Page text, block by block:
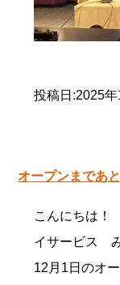
投稿日:2025年
オープンまであ
こんにちは！
イサービス
12月1日のオ